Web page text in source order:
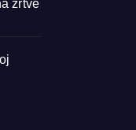
žrtve